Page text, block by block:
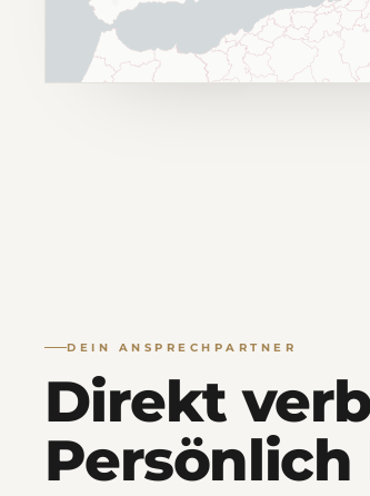
DEIN ANSPRECHPARTNER
Direkt